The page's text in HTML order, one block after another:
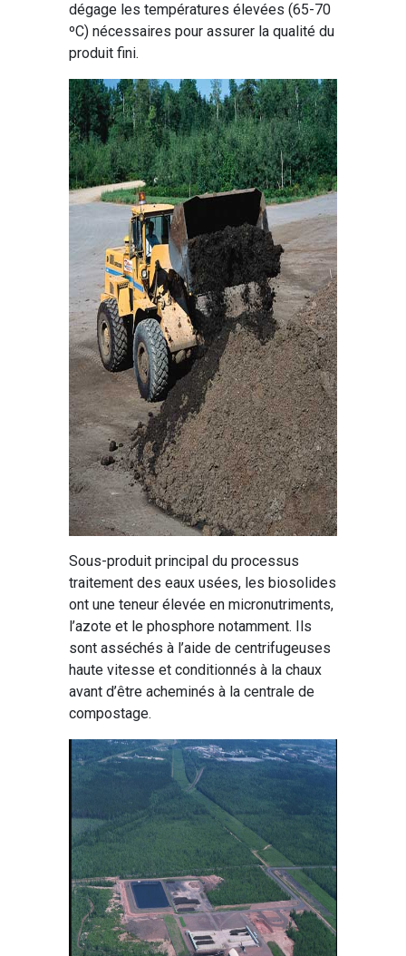
dégage les températures élevées (65-70
ºC) nécessaires pour assurer la qualité du
produit fini.
Sous-produit principal du processus
traitement des eaux usées, les biosolides
ont une teneur élevée en micronutriments,
l’azote et le phosphore notamment. Ils
sont asséchés à l’aide de centrifugeuses
haute vitesse et conditionnés à la chaux
avant d’être acheminés à la centrale de
compostage.